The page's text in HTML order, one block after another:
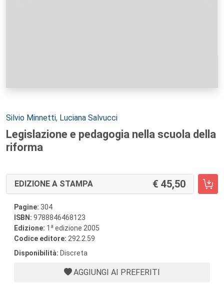
Autori:
Silvio Minnetti, Luciana Salvucci
Legislazione e pedagogia nella scuola della
riforma
EDIZIONE A STAMPA 45,50
Pagine: 304
ISBN: 9788846468123
Edizione: 1 a edizione 2005
Codice editore: 292.2.59
Disponibilità: Discreta
AGGIUNGI AI PREFERITI